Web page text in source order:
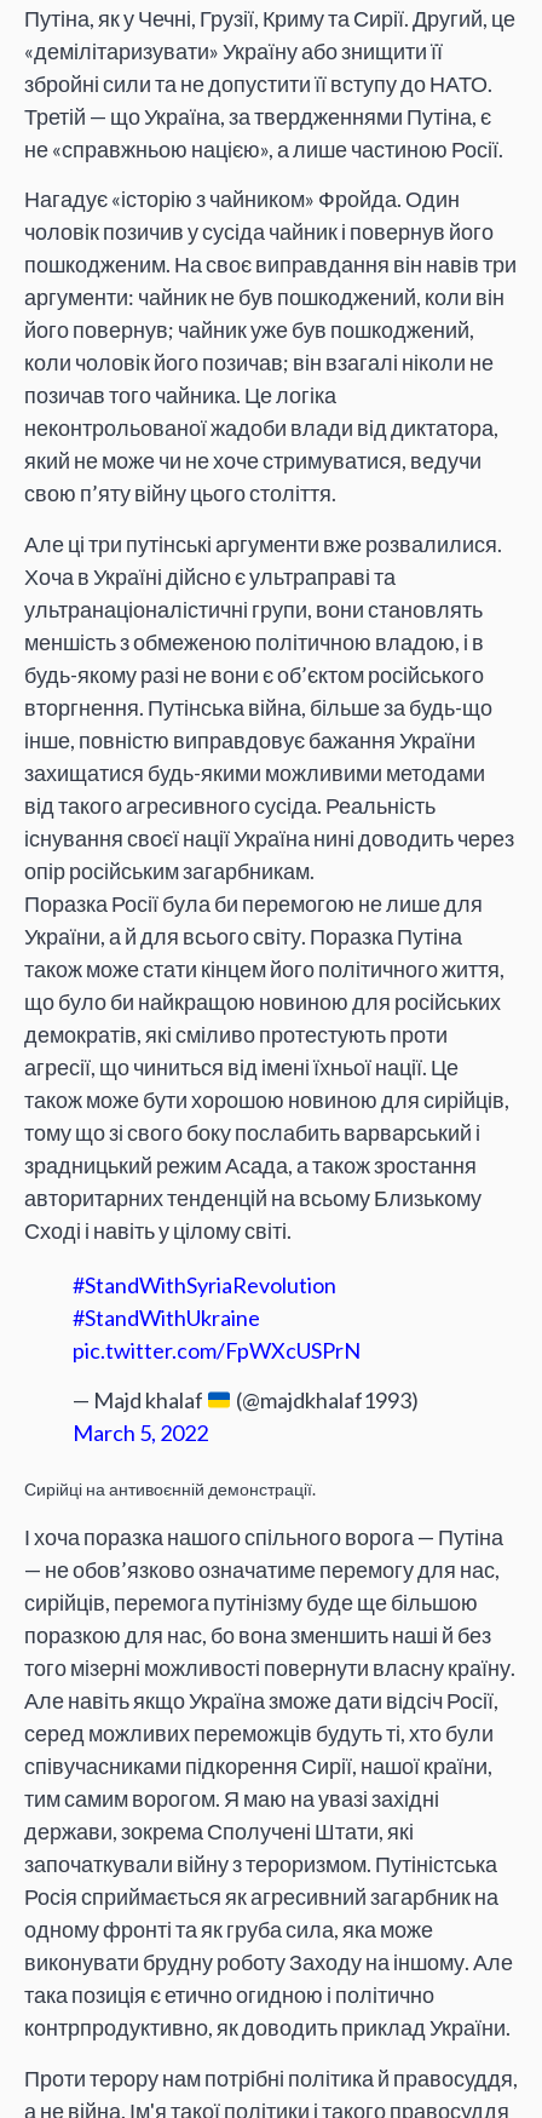
Путіна, як у Чечні, Грузії, Криму та Сирії. Другий, це
«демілітаризувати» Україну або знищити її
збройні сили та не допустити її вступу до НАТО.
Третій — що Україна, за твердженнями Путіна, є
не «справжньою нацією», а лише частиною Росії.
Нагадує «історію з чайником» Фройда. Один
чоловік позичив у сусіда чайник і повернув його
пошкодженим. На своє виправдання він навів три
аргументи: чайник не був пошкоджений, коли він
його повернув; чайник уже був пошкоджений,
коли чоловік його позичав; він взагалі ніколи не
позичав того чайника. Це логіка
неконтрольованої жадоби влади від диктатора,
який не може чи не хоче стримуватися, ведучи
свою п’яту війну цього століття.
Але ці три путінські аргументи вже розвалилися.
Хоча в Україні дійсно є ультраправі та
ультранаціоналістичні групи, вони становлять
меншість з обмеженою політичною владою, і в
будь-якому разі не вони є об’єктом російського
вторгнення. Путінська війна, більше за будь-що
інше, повністю виправдовує бажання України
захищатися будь-якими можливими методами
від такого агресивного сусіда. Реальність
існування своєї нації Україна нині доводить через
опір російським загарбникам.
Поразка Росії була би перемогою не лише для
України, а й для всього світу. Поразка Путіна
також може стати кінцем його політичного життя,
що було би найкращою новиною для російських
демократів, які сміливо протестують проти
агресії, що чиниться від імені їхньої нації. Це
також може бути хорошою новиною для сирійців,
тому що зі свого боку послабить варварський і
зрадницький режим Асада, а також зростання
авторитарних тенденцій на всьому Близькому
Сході і навіть у цілому світі.
#StandWithSyriaRevolution
#StandWithUkraine️
pic.twitter.com/FpWXcUSPrN
— Majd khalaf
(@majdkhalaf1993)
March 5, 2022
Сирійці на антивоєнній демонстрації.
І хоча поразка нашого спільного ворога — Путіна
— не обов’язково означатиме перемогу для нас,
сирійців, перемога путінізму буде ще більшою
поразкою для нас, бо вона зменшить наші й без
того мізерні можливості повернути власну країну.
Але навіть якщо Україна зможе дати відсіч Росії,
серед можливих переможців будуть ті, хто були
співучасниками підкорення Сирії, нашої країни,
тим самим ворогом. Я маю на увазі західні
держави, зокрема Сполучені Штати, які
започаткували війну з тероризмом. Путіністська
Росія сприймається як агресивний загарбник на
одному фронті та як груба сила, яка може
виконувати брудну роботу Заходу на іншому. Але
така позиція є етично огидною і політично
контрпродуктивно, як доводить приклад України.
Проти терору нам потрібні політика й правосуддя,
а не війна. Ім'я такої політики і такого правосуддя